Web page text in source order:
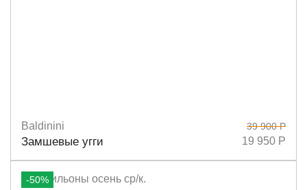
Размеры
Baldinini
Замшевые угги
39 900 Р
19 950 Р
-50%